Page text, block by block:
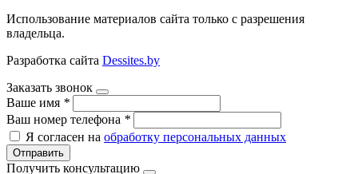
Использование материалов сайта только с разрешения
владельца.
Разработка сайта Dessites.by
Заказать звонок
Ваше имя *
Ваш номер телефона *
Я согласен на обработку персональных данных
Отправить
Получить консультацию